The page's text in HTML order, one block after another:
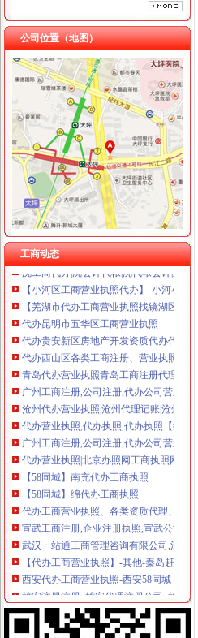
重庆三虹房地产营销策划有限公司
重庆宝鹰汽车销售有限公司
公司位置（地图）
工商动态
渝中区代办工商执照
哈尔滨工商代理,哈尔滨公司注册,哈尔滨
郑州市二七区工商代理,代办营业执照_郑
雄安公司注册_雄安新区代理记账|代办营
北京市北京市北京代办丰台区工商执照
郑州注册公司|郑州中原区工商注册代理|
天津代办营业执照_天津公司注册_办理工
沈工商代办|沈会计代帐|沈代帐会计|辽宁
沈工商代办|沈会计代帐|沈代帐会计|辽宁
【小河区工商营业执照代办】-小河小河易
【芜湖市代办工商营业执照找镜湖区安
代办昆明市五华区工商营业执照
代办贵安新区房地产开发资质代办代办工
代办西山区各类工商注册、营业执照、税
青岛代办营业执照青岛工商注册代理|青
广州工商注册,公司注册,代办公司营业执
沧州代办营业执照|沧州代理记账|沧州注
代办营业执照,代办执照,代办执照【批发,
广州工商注册,公司注册,代办公司营业执
代办营业执照|北京办照网工商执照网-页
【58同城】南充代办工商执照
【58同城】绵代办工商执照
代办工商营业执照、各类资质代理、咨询
宣武工商注册,企业注册执照,宣武公司注
武汉一站通工商管理咨询有限公司,江夏
【代办工商营业执照】-其他-秦岛赶集网
西安代办工商营业执照-西安58同城
雄安注册注册_雄安代理注册公司_雄安
成都税务代理公司_成都代理记账公司_
【深圳工商注册多少钱注册公司深圳代
广州白云区注册公司免费代办营业执照工